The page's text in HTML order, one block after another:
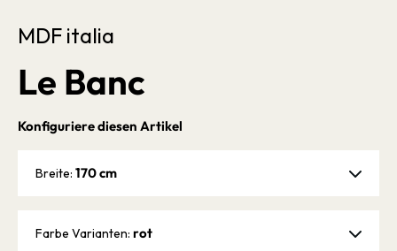
MDF italia
Le Banc
Konfiguriere diesen Artikel
Breite: 170 cm
Farbe Varianten: rot